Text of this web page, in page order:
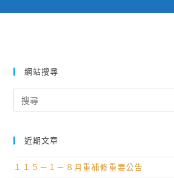
網站搜尋
for:
近期文章
１１５－１－８月重補修重要公告